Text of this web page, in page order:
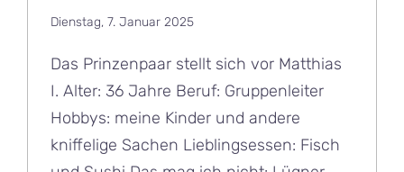
Dienstag, 7. Januar 2025
Das Prinzenpaar stellt sich vor Matthias
I. Alter: 36 Jahre Beruf: Gruppenleiter
Hobbys: meine Kinder und andere
kniffelige Sachen Lieblingsessen: Fisch